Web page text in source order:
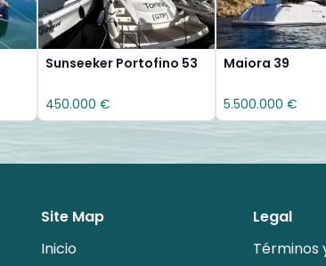
Sunseeker Portofino 53
450.000 €
Maiora 39
5.500.000 €
Site Map
Inicio
Legal
Términos